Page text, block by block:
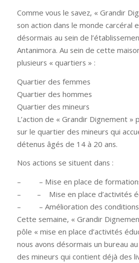
Comme vous le savez, « Grandir
son action dans le monde carcéral
désormais au sein de
Antanimora. Au sein de cette
plusieurs « quartiers » :
Quartier des femmes
Quartier des hommes
Quartier des mineurs
L’action de « Grandir Dignement »
sur le quartier des mineurs qui
détenus âgés de 14 à 20 ans.
Nos actions se situent dans :
–
– Mise en place de
– – Mise en place d’activités
–
– Amélioration des
Cette semaine, « Grandir
pôle « mise en place d’activités
nous avons désormais un bureau
des mineurs qui contient déjà des